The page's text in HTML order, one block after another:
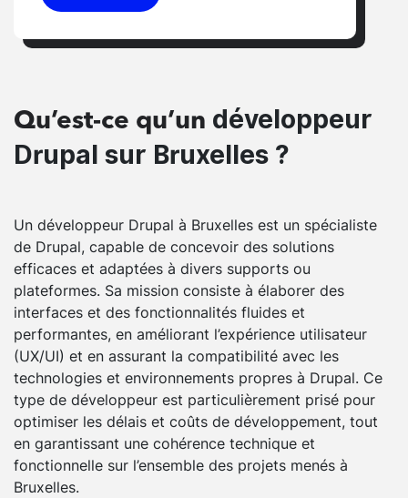
Qu’est-ce qu’un développeur
Drupal sur Bruxelles ?
Un développeur Drupal à Bruxelles est un spécialiste
de Drupal, capable de concevoir des solutions
efficaces et adaptées à divers supports ou
plateformes. Sa mission consiste à élaborer des
interfaces et des fonctionnalités fluides et
performantes, en améliorant l’expérience utilisateur
(UX/UI) et en assurant la compatibilité avec les
technologies et environnements propres à Drupal. Ce
type de développeur est particulièrement prisé pour
optimiser les délais et coûts de développement, tout
en garantissant une cohérence technique et
fonctionnelle sur l’ensemble des projets menés à
Bruxelles.